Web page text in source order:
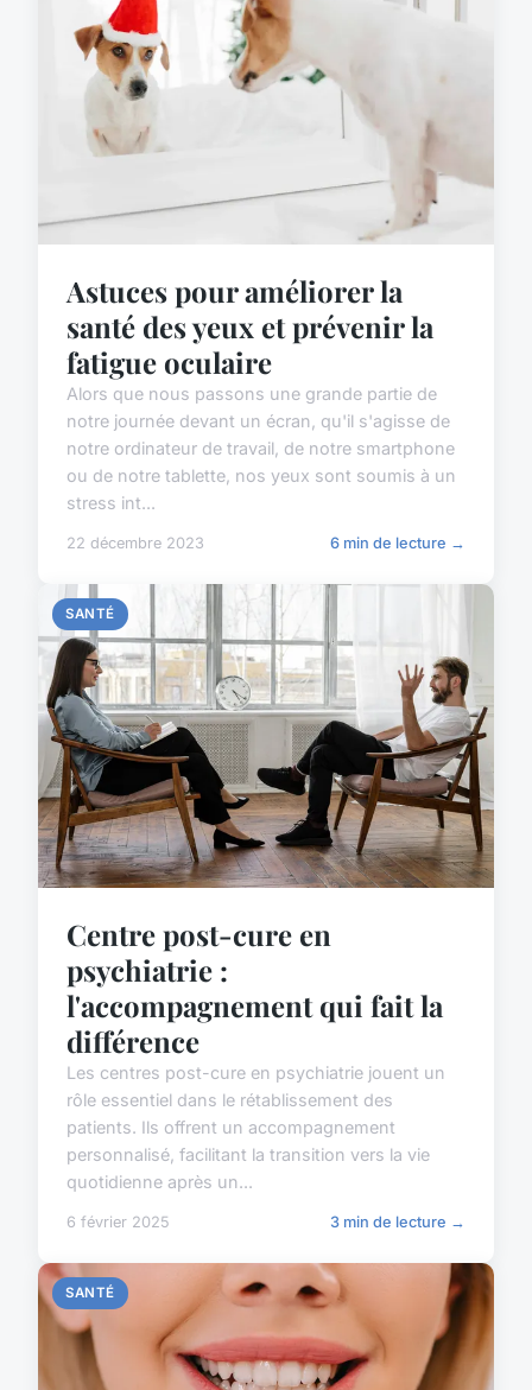
Astuces pour améliorer la
santé des yeux et prévenir la
fatigue oculaire
Alors que nous passons une grande partie de
notre journée devant un écran, qu'il s'agisse de
notre ordinateur de travail, de notre smartphone
ou de notre tablette, nos yeux sont soumis à un
stress int...
22 décembre 2023 6 min de lecture →
SANTÉ
Centre post-cure en
psychiatrie :
l'accompagnement qui fait la
différence
Les centres post-cure en psychiatrie jouent un
rôle essentiel dans le rétablissement des
patients. Ils offrent un accompagnement
personnalisé, facilitant la transition vers la vie
quotidienne après un...
6 février 2025 3 min de lecture →
SANTÉ